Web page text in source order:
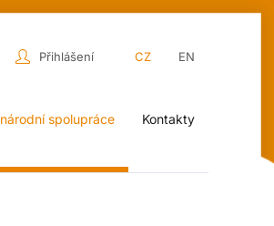
Přihlášení CZ EN
spolupráce Kontakty